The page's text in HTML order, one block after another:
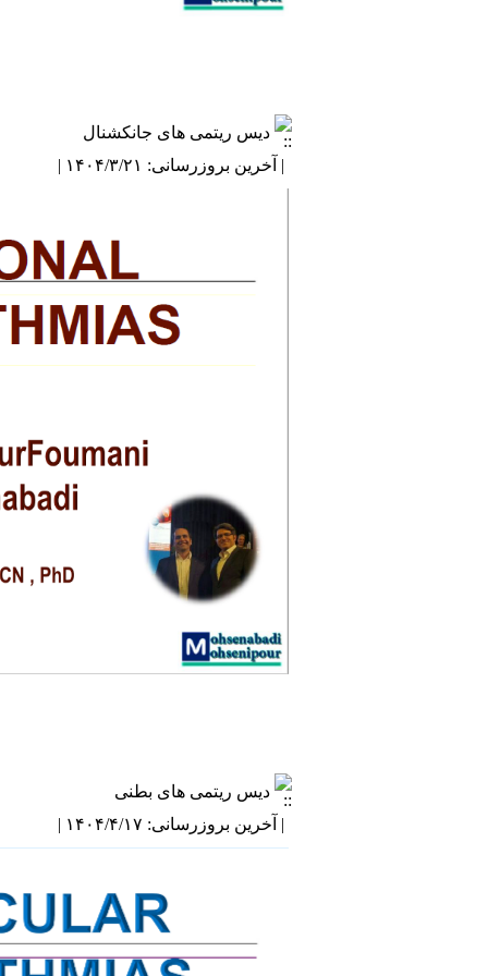
دیس ریتمی های جانکشنال
| آخرین بروزرسانی: ۱۴۰۴/۳/۲۱ |
دیس ریتمی های بطنی
| آخرین بروزرسانی: ۱۴۰۴/۴/۱۷ |